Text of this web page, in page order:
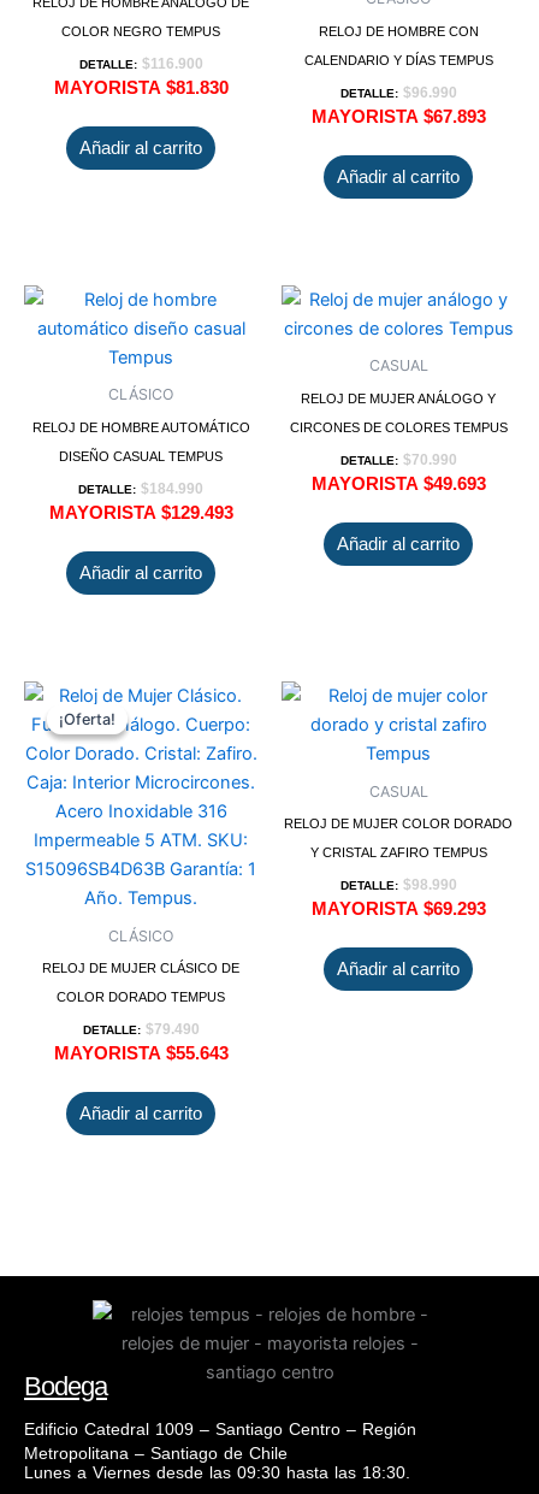
COLOR NEGRO TEMPUS
DETALLE: $116.900
MAYORISTA $81.830
Añadir al carrito
RELOJ DE HOMBRE CON
CALENDARIO Y DÍAS TEMPUS
DETALLE: $96.990
MAYORISTA $67.893
Añadir al carrito
CLÁSICO
RELOJ DE HOMBRE AUTOMÁTICO
DISEÑO CASUAL TEMPUS
DETALLE: $184.990
MAYORISTA $129.493
Añadir al carrito
CASUAL
RELOJ DE MUJER ANÁLOGO Y
CIRCONES DE COLORES TEMPUS
DETALLE: $70.990
MAYORISTA $49.693
Añadir al carrito
¡Oferta!
¡Oferta!
CLÁSICO
RELOJ DE MUJER CLÁSICO DE
COLOR DORADO TEMPUS
DETALLE: $79.490
MAYORISTA $55.643
Añadir al carrito
CASUAL
RELOJ DE MUJER COLOR DORADO
Y CRISTAL ZAFIRO TEMPUS
DETALLE: $98.990
MAYORISTA $69.293
Añadir al carrito
Bodega
Edificio Catedral 1009 – Santiago Centro – Región
Metropolitana – Santiago de Chile
Lunes a Viernes desde las 09:30 hasta las 18:30.